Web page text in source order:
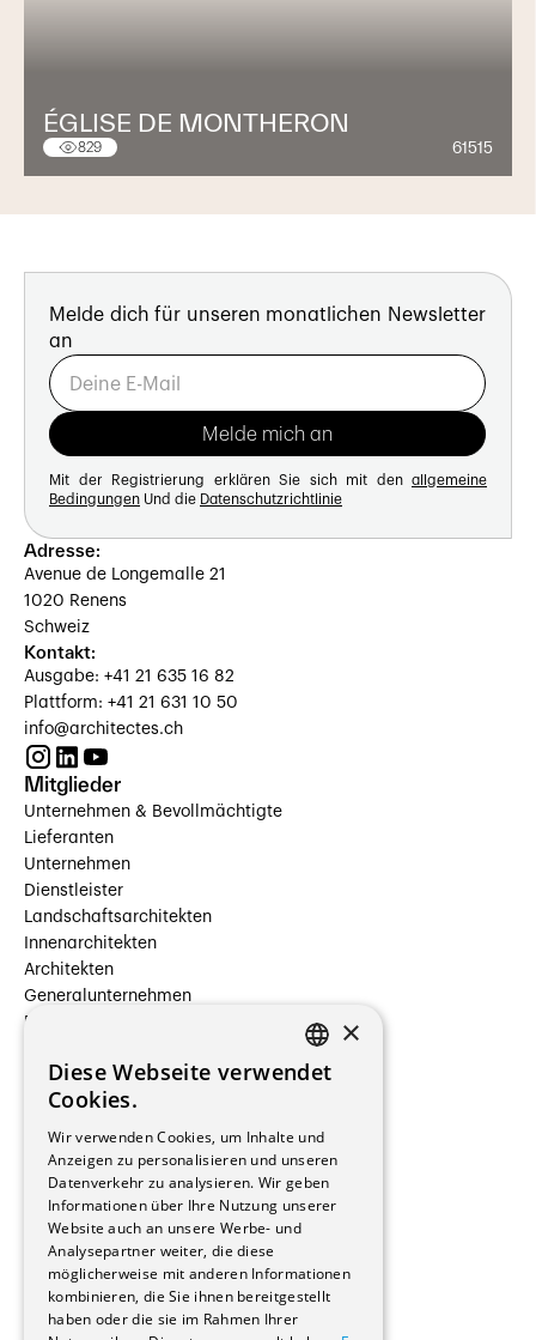
ÉGLISE DE MONTHERON
829 61515
Melde dich für unseren monatlichen Newsletter
an
Mit der Registrierung erklären Sie sich mit den allgemeine
Bedingungen Und die Datenschutzrichtlinie
Adresse:
Avenue de Longemalle 21
1020 Renens
Schweiz
Kontakt:
Ausgabe: +41 21 635 16 82
Plattform: +41 21 631 10 50
info@architectes.ch
Mitglieder
Unternehmen & Bevollmächtigte
Lieferanten
Unternehmen
Dienstleister
Landschaftsarchitekten
Innenarchitekten
Architekten
Generalunternehmen
Beauftragte Unternehmen
Hersteller/Lieferanten
Bauherrschaften
Immobilienverwaltungsgesellschaften
Stockwerkeigentum
Reportagen
Wohnungen
Renovierungen
Innere Umbauten
Gastgewerbe und Tourismus
Verwaltungsgebäude und Geschäfte
FRENCH
×
Diese Webseite verwendet
Cookies.
Wir verwenden Cookies, um Inhalte und
Anzeigen zu personalisieren und unseren
Datenverkehr zu analysieren. Wir geben
Informationen über Ihre Nutzung unserer
Website auch an unsere Werbe- und
Analysepartner weiter, die diese
möglicherweise mit anderen Informationen
kombinieren, die Sie ihnen bereitgestellt
haben oder die sie im Rahmen Ihrer